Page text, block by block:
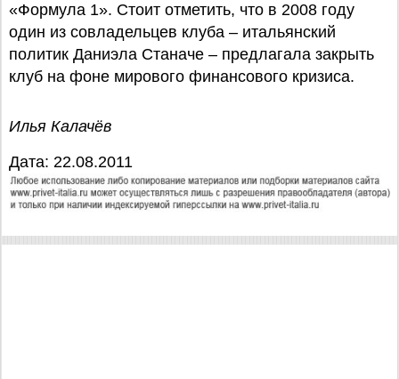
«Формула 1». Стоит отметить, что в 2008 году
один из совладельцев клуба – итальянский
политик Даниэла Станаче – предлагала закрыть
клуб на фоне мирового финансового кризиса.
Илья Калачёв
Дата: 22.08.2011